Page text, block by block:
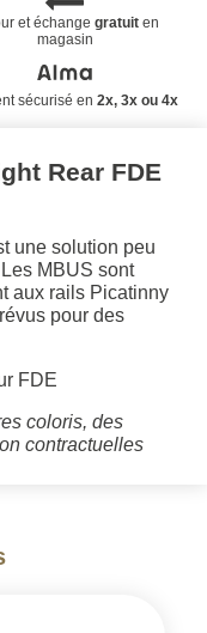
et échangegratuit en
magasin
sécurisé en 2x, 3x ou 4x
Rear FDE
une solution peu
MBUS sont
aux rails Picatinny
pour des
FDE
coloris, des
contractuelles